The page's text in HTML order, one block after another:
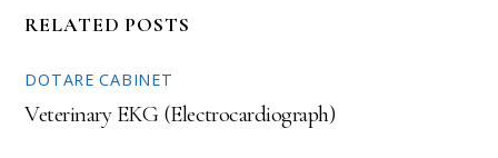
RELATED POSTS
DOTARE CABINET
Veterinary EKG (Electrocardiograph)